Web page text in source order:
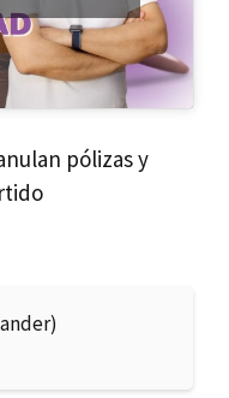
pólizas y